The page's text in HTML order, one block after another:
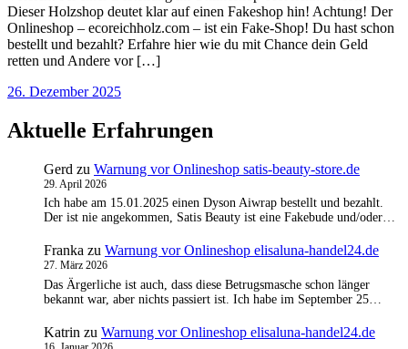
Dieser Holzshop deutet klar auf einen Fakeshop hin! Achtung! Der
Onlineshop – ecoreichholz.com – ist ein Fake-Shop! Du hast schon
bestellt und bezahlt? Erfahre hier wie du mit Chance dein Geld
retten und Andere vor […]
26. Dezember 2025
Aktuelle Erfahrungen
Gerd zu Warnung vor Onlineshop satis-beauty-store.de
29. April 2026
Ich habe am 15.01.2025 einen Dyson Aiwrap bestellt und bezahlt.
Der ist nie angekommen, Satis Beauty ist eine Fakebude und/oder…
Franka zu Warnung vor Onlineshop elisaluna-handel24.de
27. März 2026
Das Ärgerliche ist auch, dass diese Betrugsmasche schon länger
bekannt war, aber nichts passiert ist. Ich habe im September 25…
Katrin zu Warnung vor Onlineshop elisaluna-handel24.de